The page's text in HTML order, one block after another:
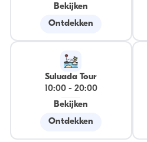
Bekijken
Ontdekken
Suluada Tour
10:00- 20:00
Bekijken
Ontdekken